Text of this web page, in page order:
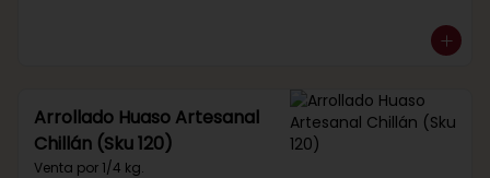
Arrollado Huaso Artesanal
Chillán (Sku 120)
Venta por 1/4 kg.